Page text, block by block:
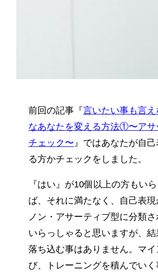
前回の記事『言いたい事も言
なあなたを変える方法①〜アサ
チェック〜 』ではあなたが自己
る方かチェックをしました。
『はい』が10個以上の方もい
ば、それに満たなく、自己表
ノン・アサーティブ型に分類
いらっしゃると思いますが、結
落ち込む事はありません。マ
び、トレーニングを積んでいく